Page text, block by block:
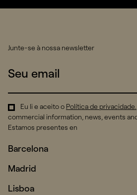
Junte-se à nossa newsletter
Eu li e aceito o Política de privacidade.
commercial information, news, events
Estamos presentes en
Barcelona
Madrid
Lisboa